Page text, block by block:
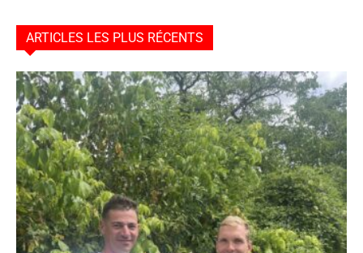
ARTICLES LES PLUS RÉCENTS